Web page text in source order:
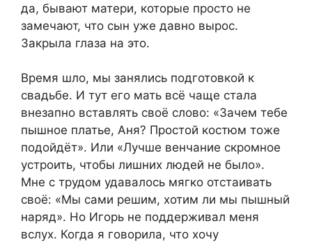
да, бывают матери, которые просто не
замечают, что сын уже давно вырос.
Закрыла глаза на это.
Время шло, мы занялись подготовкой к
свадьбе. И тут его мать всё чаще стала
внезапно вставлять своё слово: «Зачем тебе
пышное платье, Аня? Простой костюм тоже
подойдёт». Или «Лучше венчание скромное
устроить, чтобы лишних людей не было».
Мне с трудом удавалось мягко отстаивать
своё: «Мы сами решим, хотим ли мы пышный
наряд». Но Игорь не поддерживал меня
вслух. Когда я говорила, что хочу